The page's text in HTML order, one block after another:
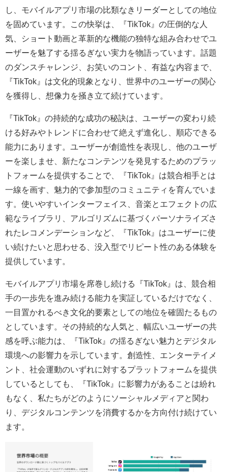
し、モバイルアプリ市場の比類なきリーダーとしての地位
を固めています。この快挙は、『TikTok』の圧倒的な人
気、ショート動画と革新的な機能の独特な組み合わせでユ
ーザーを魅了する揺るぎない実力を物語っています。話題
のダンスチャレンジ、お笑いのコント、有益な内容まで、
『TikTok』は文化的現象となり、世界中のユーザーの関心
を獲得し、想像力を掻き立て続けています。
『TikTok』の持続的な成功の秘訣は、ユーザーの変わり続
ける好みやトレンドに合わせて絶えず進化し、順応できる
能力にあります。ユーザーが創造性を表現し、他のユーザ
ーを楽しませ、新たなコンテンツを発見するためのプラッ
トフォームを提供することで、『TikTok』は競合相手とは
一線を画す、魅力的で参加型のコミュニティを育んでいま
す。使いやすいインターフェイス、音楽とエフェクトの広
範なライブラリ、アルゴリズムに基づくパーソナライズさ
れたレコメンデーションなど、『TikTok』はユーザーに使
い続けたいと思わせる、没入型でリピート性のある体験を
提供しています。
モバイルアプリ市場を席巻し続ける『TikTok』は、競合相
手の一歩先を進み続ける能力を実証しているだけでなく、
一目置かれるべき文化的要素としての地位を確固たるもの
としています。その持続的な人気と、幅広いユーザーの共
感を呼ぶ能力は、『TikTok』の揺るぎない魅力とデジタル
環境への影響力を示しています。創造性、エンターテイメ
ント、社会運動のいずれに対するプラットフォームを提供
しているとしても、『TikTok』に影響力があることは紛れ
もなく、私たちがどのようにソーシャルメディアと関わ
り、デジタルコンテンツを消費するかを方向付け続けてい
ます。